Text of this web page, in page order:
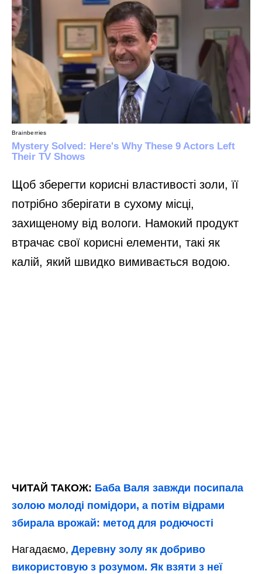
Щоб зберегти корисні властивості золи, її
потрібно зберігати в сухому місці,
захищеному від вологи. Намокий продукт
втрачає свої корисні елементи, такі як
калій, який швидко вимивається водою.
ЧИТАЙ ТАКОЖ: Баба Валя завжди посипала
золою молоді помідори, а потім відрами
збирала врожай: метод для родючості
Нагадаємо, Деревну золу як добриво
використовую з розумом. Як взяти з неї